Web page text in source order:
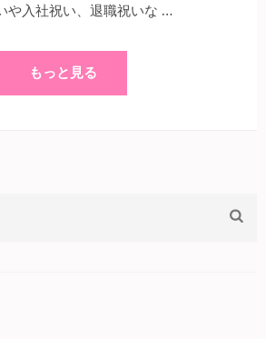
や入社祝い、退職祝いな …
もっと見る